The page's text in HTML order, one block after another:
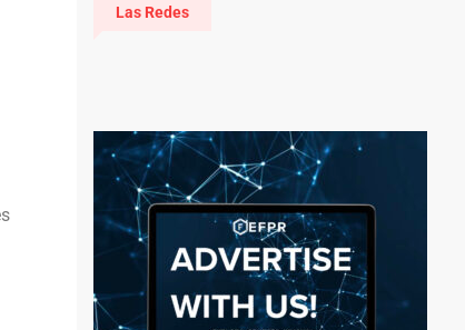
Las Redes